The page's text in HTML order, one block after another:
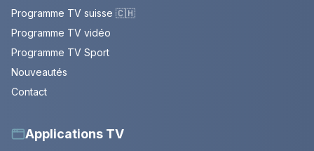
Programme TV suisse 🇨🇭
Programme TV vidéo
Programme TV Sport
Nouveautés
Contact
Applications TV